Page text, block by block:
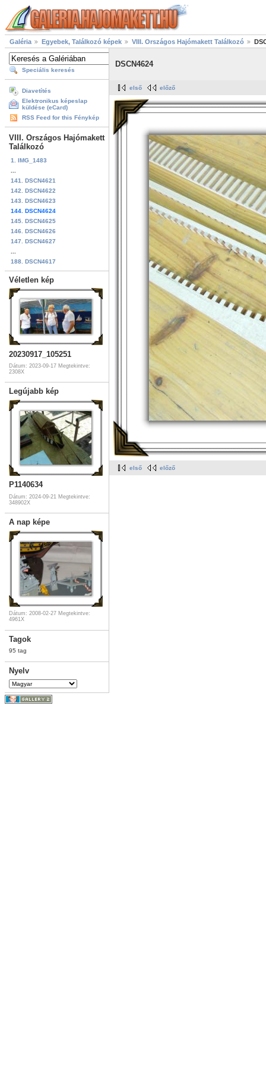
Galéria Egyebek, Találkozó képek VIII. Országos Hajómakett Találkozó
Speciális keresés
Diavetítés
Elektronikus képeslap
küldése (eCard)
RSS Feed for this Fénykép
VIII. Országos Hajómakett
Találkozó
1. IMG_1483
141. DSCN4621
142. DSCN4622
143. DSCN4623
144. DSCN4624
145. DSCN4625
146. DSCN4626
147. DSCN4627
188. DSCN4617
Véletlen kép
20230917_105251
Dátum: 2023-09-17 Megtekintve:
2308X
Legújabb kép
P1140634
Dátum: 2024-09-21 Megtekintve:
348902X
A nap képe
Dátum: 2008-02-27 Megtekintve:
4961X
Tagok
95 tag
Nyelv
DSCN4624
első előző
első előző